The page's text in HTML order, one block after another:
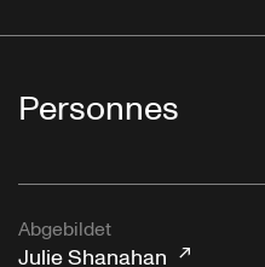
Personnes
Abgebildet
Julie Shanahan